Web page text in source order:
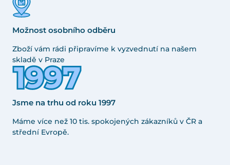
Možnost osobního odběru
Zboží vám rádi připravíme k vyzvednutí na našem
skladě v Praze
Jsme na trhu od roku 1997
Máme více než 10 tis. spokojených zákazníků v ČR a
střední Evropě.